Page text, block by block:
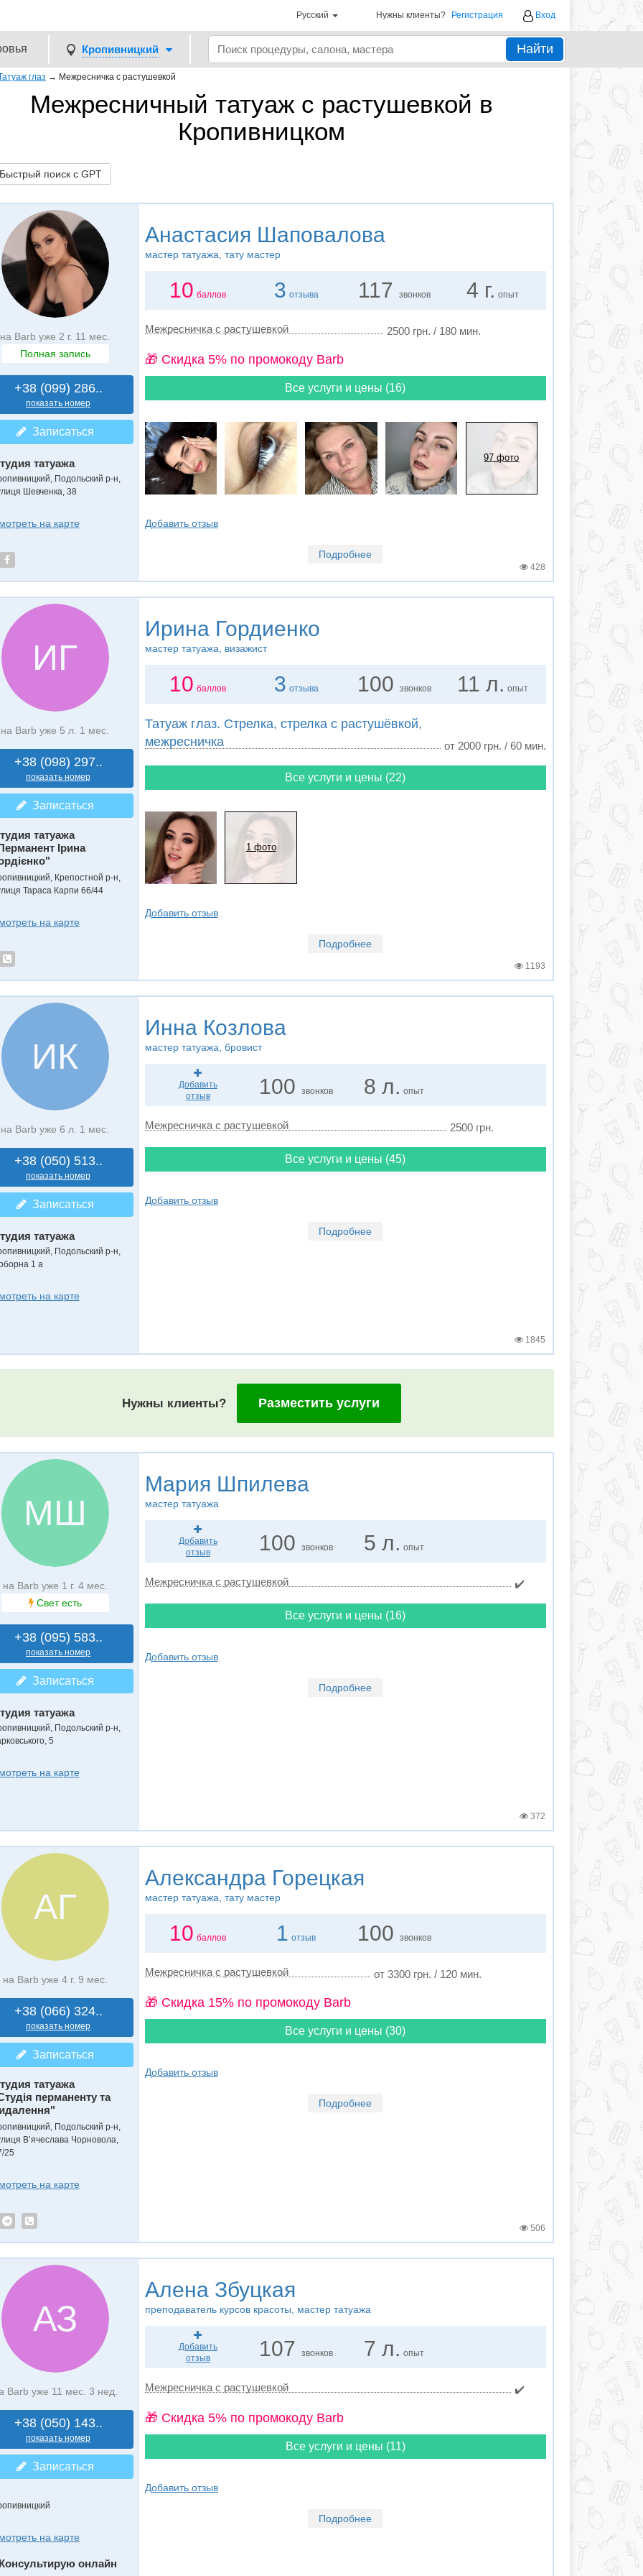
Русский Нужны клиенты? Регистрация Вход
Кропивницкий Найти
глаз → Межресничка с растушевкой
Межресничный татуаж с растушевкой в
Кропивницком
поиск с GPT
на Barb уже 2 г. 11 мес.
Полная запись
+38 (099) 286..
показать номер
Записаться
татуажа
Подольский р-н,
Шевченка, 38
на карте
Анастасия Шаповалова
мастер татуажа, тату мастер
10 баллов 3 отзыва 117 звонков 4 г. опыт
Межресничка с растушевкой 2500 грн. / 180 мин.
🎁 Cкидка 5% по промокоду Barb
Все услуги и цены (16)
97 фото
Добавить отзыв
Подробнее
428
ИГ
на Barb уже 5 л. 1 мес.
+38 (098) 297..
показать номер
Записаться
татуажа
Ірина
Крепостной р-н,
Тараса Карпи 66/44
на карте
Ирина Гордиенко
мастер татуажа, визажист
10 баллов 3 отзыва 100 звонков 11 л. опыт
Татуаж глаз. Стрелка, стрелка с растушёвкой,
межресничка
от 2000 грн. / 60 мин.
Все услуги и цены (22)
1 фото
Добавить отзыв
Подробнее
1193
ИК
на Barb уже 6 л. 1 мес.
+38 (050) 513..
показать номер
Записаться
татуажа
Подольский р-н,
1 а
на карте
Инна Козлова
мастер татуажа, бровист
Добавить
отзыв
100звонков 8 л. опыт
Межресничка с растушевкой 2500 грн.
Все услуги и цены (45)
Добавить отзыв
Подробнее
1845
Нужны клиенты? Разместить услуги
МШ
на Barb уже 1 г. 4 мес.
Свет есть
+38 (095) 583..
показать номер
Записаться
татуажа
Подольский р-н,
5
на карте
Мария Шпилева
мастер татуажа
Добавить
отзыв
100звонков 5 л. опыт
Межресничка с растушевкой ✔️
Все услуги и цены (16)
Добавить отзыв
Подробнее
372
АГ
на Barb уже 4 г. 9 мес.
+38 (066) 324..
показать номер
Записаться
татуажа
перманенту та
Подольский р-н,
Вʼячеслава Чорновола,
25
на карте
Александра Горецкая
мастер татуажа, тату мастер
10 баллов 1 отзыв 100 звонков
Межресничка с растушевкой от 3300 грн. / 120 мин.
🎁 Cкидка 15% по промокоду Barb
Все услуги и цены (30)
Добавить отзыв
Подробнее
506
АЗ
Barb уже 11 мес. 3 нед.
+38 (050) 143..
показать номер
Записаться
на карте
онлайн
Алена Збуцкая
преподаватель курсов красоты, мастер татуажа
Добавить
отзыв
107звонков 7 л. опыт
Межресничка с растушевкой ✔️
🎁 Cкидка 5% по промокоду Barb
Все услуги и цены (11)
Добавить отзыв
Подробнее